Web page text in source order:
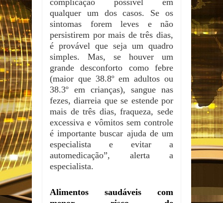
complicação possível em
qualquer um dos casos. Se os
sintomas forem leves e não
persistirem por mais de três dias,
é provável que seja um quadro
simples. Mas, se houver um
grande desconforto como febre
(maior que 38.8º em adultos ou
38.3º em crianças), sangue nas
fezes, diarreia que se estende por
mais de três dias, fraqueza, sede
excessiva e vômitos sem controle
é importante buscar ajuda de um
especialista e evitar a
automedicação”, alerta a
especialista.
Alimentos saudáveis com